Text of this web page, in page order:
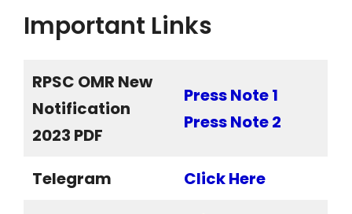
Important Links
RPSC OMR New
Notification
2023 PDF
Press Note 1
Press Note 2
Telegram
Click Here